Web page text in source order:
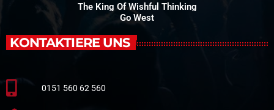
The King Of Wishful Thinking
Go West
KONTAKTIERE UNS
0151 560 62 560